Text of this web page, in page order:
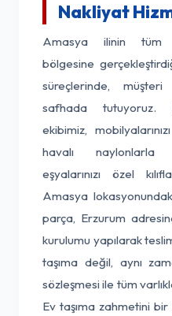
Nakliyat
Amasya ilinin tüm
bölgesine
süreçlerinde,
safhada tutuyoruz.
ekibimiz,
havalı naylonlarla
eşyalarınızı özel
Amasya
parça, Erzurum
kurulumu yapılarak
taşıma değil, aynı
sözleşmesi ile tüm
Ev taşıma zahmetini